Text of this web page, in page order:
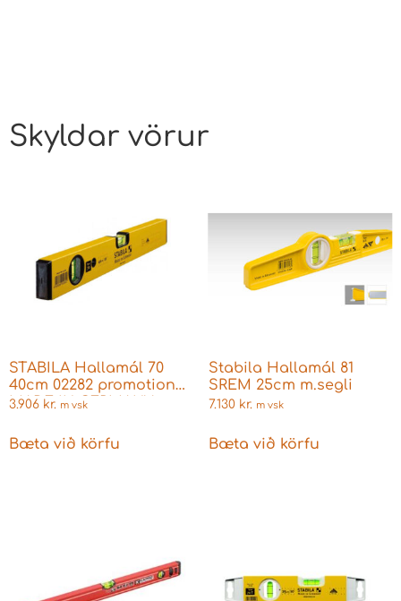
Skyldar vörur
STABILA Hallamál 70
40cm 02282 promotion
MADE IN GERMANY
3.906 kr. m vsk
Bæta við körfu
Stabila Hallamál 81
SREM 25cm m.segli
7.130 kr. m vsk
Bæta við körfu